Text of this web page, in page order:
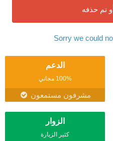
تم حذفه
Sorry we could
الدعم
100% مجاني
مشرفون مستمعون
الزوار
كثير الزيارة